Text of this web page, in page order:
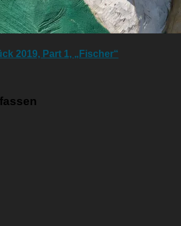
2019, Part 1, „Fischer“